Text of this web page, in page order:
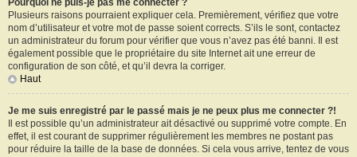
Pourquoi ne puis-je pas me connecter ?
Plusieurs raisons pourraient expliquer cela. Premièrement, vérifiez que votre
nom d’utilisateur et votre mot de passe soient corrects. S’ils le sont, contactez
un administrateur du forum pour vérifier que vous n’avez pas été banni. Il est
également possible que le propriétaire du site Internet ait une erreur de
configuration de son côté, et qu’il devra la corriger.
Haut
Je me suis enregistré par le passé mais je ne peux plus me connecter ?!
Il est possible qu’un administrateur ait désactivé ou supprimé votre compte. En
effet, il est courant de supprimer régulièrement les membres ne postant pas
pour réduire la taille de la base de données. Si cela vous arrive, tentez de vous